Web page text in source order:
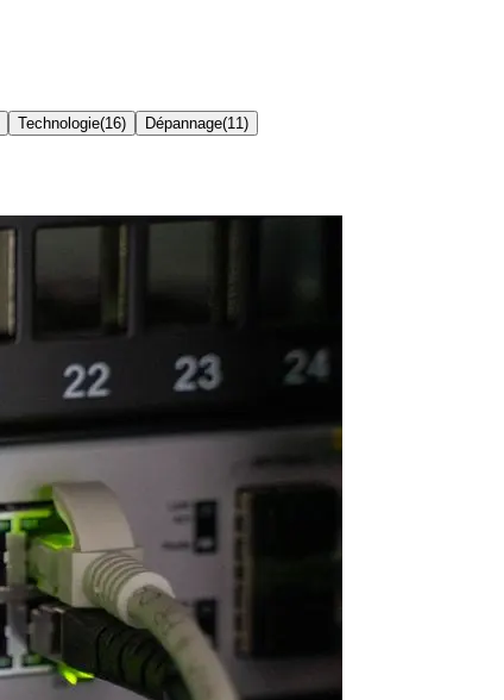
Technologie(16) Dépannage(11 )